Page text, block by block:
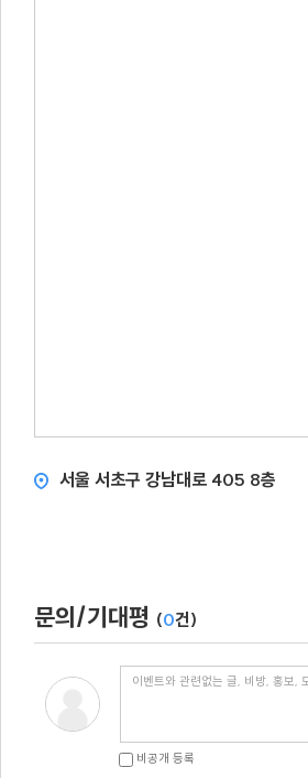
서울 서초구 강남대로 405 8층
문의/기대평 (0건)
비공개 등록